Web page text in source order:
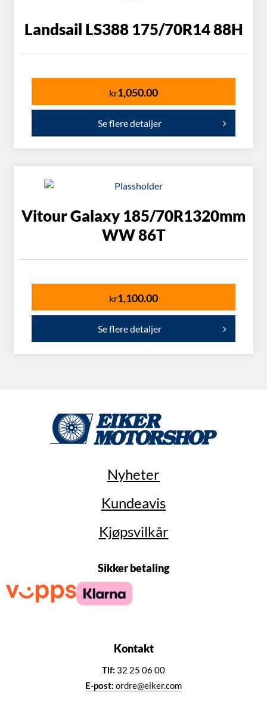
Landsail LS388 175/70R14 88H
kr1,050.00
Se flere detaljer
Vitour Galaxy 185/70R1320mm
WW 86T
kr1,100.00
Se flere detaljer
Nyheter
Kundeavis
Kjøpsvilkår
Sikker betaling
Kontakt
Tlf: 32 25 06 00
E-post: ordre@eiker.com